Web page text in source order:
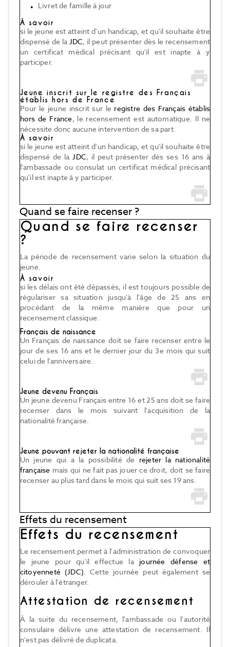
Livret de famille à jour
À savoir
si le jeune est atteint d'un handicap, et qu'il souhaite être
dispensé de la JDC, il peut présenter dès le recensement
un certificat médical précisant qu'il est inapte à y
participer.
Jeune inscrit sur le registre des Français
établis hors de France
Pour le jeune inscrit sur le registre des Français établis
hors de France, le recensement est automatique. Il ne
nécessite donc aucune intervention de sa part.
À savoir
si le jeune est atteint d'un handicap, et qu'il souhaite être
dispensé de laJDC, il peut présenter dès ses 16 ans à
l'ambassade ou consulat un certificat médical précisant
qu'il est inapte à y participer.
Quand se faire recenser ?
Quand se faire recenser
?
La période de recensement varie selon la situation du
jeune.
À savoir
si les délais ont été dépassés, il est toujours possible de
régulariser sa situation jusqu'à l'âge de 25 ans en
procédant de la même manière que pour un
recensement classique.
Français de naissance
Un Français de naissance doit se faire recenser entre le
jour de ses 16 ans et le dernier jour du 3emois qui suit
celui de l'anniversaire.
Jeune devenu Français
Un jeune devenu Français entre 16 et 25 ans doit se faire
recenser dans le mois suivant l'acquisition de la
nationalité française.
Jeune pouvant rejeter la nationalité française
Un jeune qui a la possibilité de rejeter la nationalité
française mais qui ne fait pas jouer ce droit, doit se faire
recenser au plus tard dans le mois qui suit ses 19 ans.
Effets du recensement
Effets du recensement
Le recensement permet à l'administration de convoquer
le jeune pour qu'il effectue la journée défense et
citoyenneté (JDC). Cette journée peut également se
dérouler à l'étranger.
Attestation de recensement
À la suite du recensement, l'ambassade ou l'autorité
consulaire délivre une attestation de recensement. Il
n'est pas délivré de duplicata.